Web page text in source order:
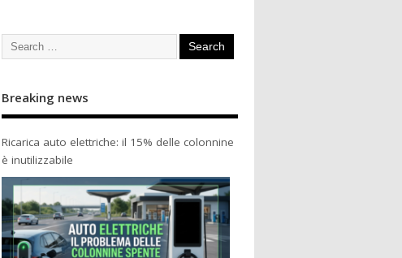
Breaking news
Ricarica auto elettriche: il 15% delle colonnine
è inutilizzabile